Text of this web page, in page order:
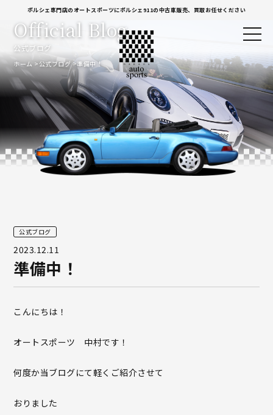
ポルシェ専門店のオートスポーツにポルシェ911の中古車販売、買取お任せください
公式ブログ
Official Blog
ホーム 公式ブログ 準備中！
公式ブログ
2023.12.11
準備中！
こんにちは！
オートスポーツ 中村です！
何度か当ブログにて軽くご紹介させて
おりました